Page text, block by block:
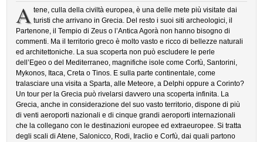
A tene, culla della civiltà europea, è una delle mete più visitate dai
turisti che arrivano in Grecia. Del resto i suoi siti archeologici, il
Partenone, il Tempio di Zeus o l’Antica Agorà non hanno bisogno di
commenti. Ma il territorio greco è molto vasto e ricco di bellezze naturali
ed architettoniche. La sua scoperta non può escludere le perle
dell’Egeo o del Mediterraneo, magnifiche isole come Corfù, Santorini,
Mykonos, Itaca, Creta o Tinos. E sulla parte continentale, come
tralasciare una visita a Sparta, alle Meteore, a Delphi oppure a Corinto?
Un tour per la Grecia può rivelarsi davvero una scoperta infinita. La
Grecia, anche in considerazione del suo vasto territorio, dispone di più
di venti aeroporti nazionali e di cinque grandi aeroporti internazionali
che la collegano con le destinazioni europee ed extraeuropee. Si tratta
degli scali di Atene, Salonicco, Rodi, Iraclio e Corfù, dai quali partono